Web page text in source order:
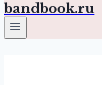
bandbook.ru